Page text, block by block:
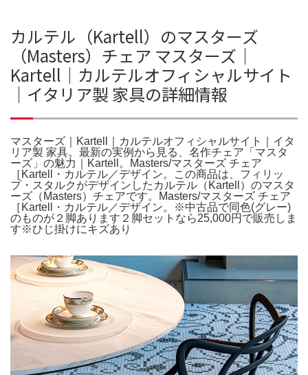
カルテル（Kartell）のマスターズ
（Masters）チェア マスターズ｜
Kartell｜カルテルオフィシャルサイト
｜イタリア製 家具の詳細情報
マスターズ｜Kartell｜カルテルオフィシャルサイト｜イタ
リア製 家具。最新の実例から見る、名作チェア「マスタ
ーズ」の魅力｜Kartell。Masters/マスターズ チェア
［Kartell・カルテル／デザイン。この商品は、フィリッ
プ・スタルクがデザインしたカルテル（Kartell）のマスタ
ーズ（Masters）チェアです。Masters/マスターズ チェア
［Kartell・カルテル／デザイン。 ※中古品で同色(グレー)
のものが２脚あります２脚セットなら25,000円で販売しま
す※ひじ掛けにキズあり